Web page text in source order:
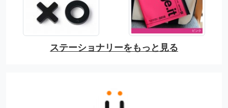
ステーショナリーをもっと見る